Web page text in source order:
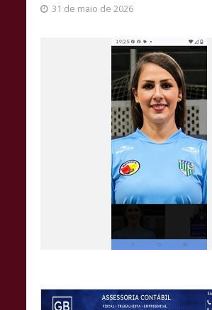
31 de maio de 2026